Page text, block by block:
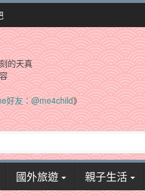
的天真
好友：@me4child》
國外旅遊 親子生活